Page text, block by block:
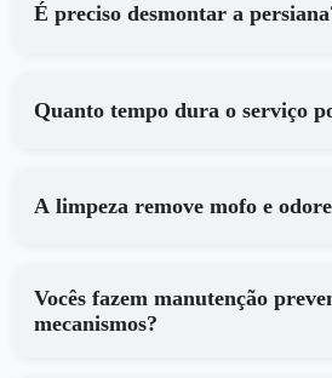
É preciso desmontar a
Quanto tempo dura o serviço
A limpeza remove mofo e
Vocês fazem manutenção
mecanismos?